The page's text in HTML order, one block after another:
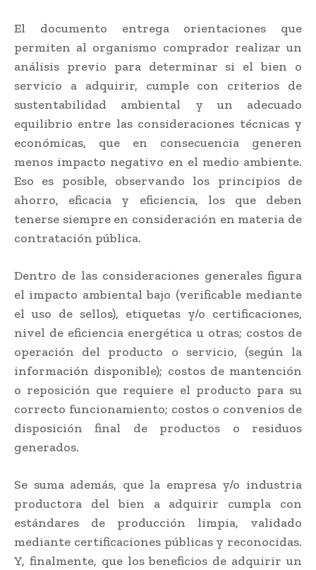
El documento entrega orientaciones que
permiten al organismo comprador realizar un
análisis previo para determinar si el bien o
servicio a adquirir, cumple con criterios de
sustentabilidad ambiental y un adecuado
equilibrio entre las consideraciones técnicas y
económicas, que en consecuencia generen
menos impacto negativo en el medio ambiente.
Eso es posible, observando los principios de
ahorro, eficacia y eficiencia, los que deben
tenerse siempre en consideración en materia de
contratación pública.
Dentro de las consideraciones generales figura
el impacto ambiental bajo (verificable mediante
el uso de sellos), etiquetas y/o certificaciones,
nivel de eficiencia energética u otras; costos de
operación del producto o servicio, (según la
información disponible); costos de mantención
o reposición que requiere el producto para su
correcto funcionamiento; costos o convenios de
disposición final de productos o residuos
generados.
Se suma además, que la empresa y/o industria
productora del bien a adquirir cumpla con
estándares de producción limpia, validado
mediante certificaciones públicas y reconocidas.
Y, finalmente, que los beneficios de adquirir un